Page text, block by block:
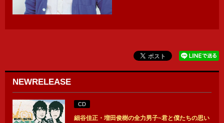
NEWRELEASE
CD
細谷佳正・増田俊樹の全力男子~君と僕たちの思い